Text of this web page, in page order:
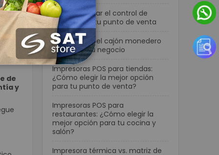
de
y
Cómo mejorar el control de
efectivo en tu punto de venta
Cómo elegir el cajón monedero
ideal para tu negocio
Impresoras POS para tiendas:
¿Cómo elegir la mejor opción
para tu punto de venta?
Impresoras POS para
restaurantes: ¿Cómo elegir la
mejor opción para tu cocina y
salón?
Impresora térmica vs. matriz de